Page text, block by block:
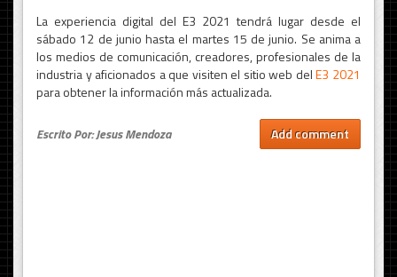
La experiencia digital del E3 2021 tendrá lugar desde el
sábado 12 de junio hasta el martes 15 de junio. Se anima a
los medios de comunicación, creadores, profesionales de la
industria y aficionados a que visiten el sitio web delE3 2021
para obtener la información más actualizada.
Escrito Por: Jesus Mendoza Add comment